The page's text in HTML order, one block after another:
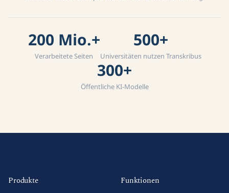
200 Mio.+ 500+
Universitäten nutzen Transkribus
300+